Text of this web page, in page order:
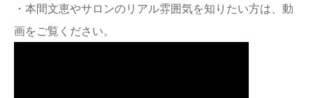
・本間文恵やサロンのリアル雰囲気を知りたい方は、動
画をご覧ください。